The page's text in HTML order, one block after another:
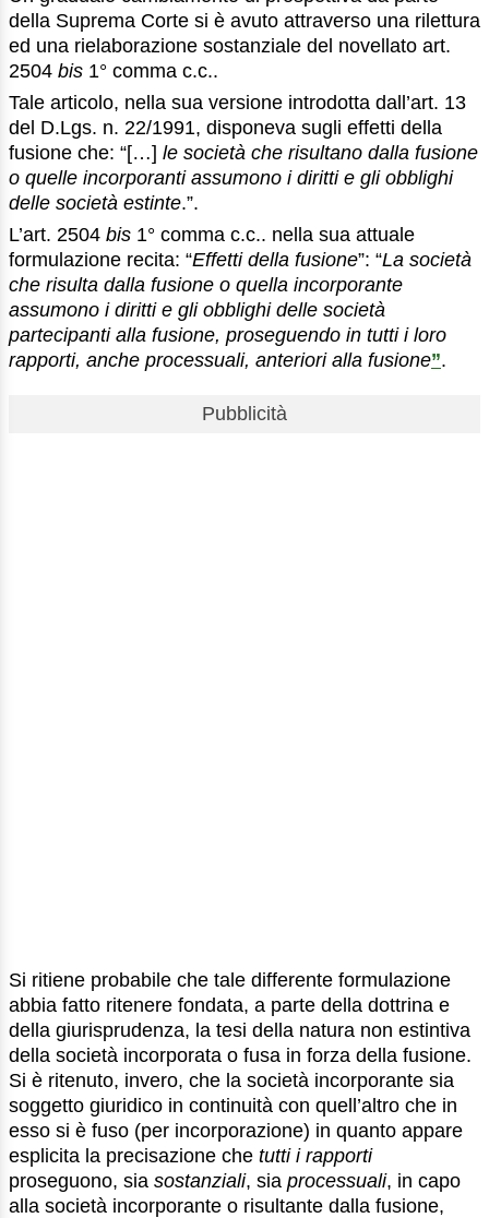
della Suprema Corte si è avuto attraverso una rilettura
ed una rielaborazione sostanziale del novellato art.
2504 bis 1° comma c.c..
Tale articolo, nella sua versione introdotta dall’art. 13
del D.Lgs. n. 22/1991, disponeva sugli effetti della
fusione che: “[…] le società che risultano dalla fusione
o quelle incorporanti assumono i diritti e gli obblighi
delle società estinte.”.
L’art. 2504 bis 1° comma c.c.. nella sua attuale
formulazione recita: “Effetti della fusione”: “La società
che risulta dalla fusione o quella incorporante
assumono i diritti e gli obblighi delle società
partecipanti alla fusione, proseguendo in tutti i loro
rapporti, anche processuali, anteriori alla fusione”.
Pubblicità
Si ritiene probabile che tale differente formulazione
abbia fatto ritenere fondata, a parte della dottrina e
della giurisprudenza, la tesi della natura non estintiva
della società incorporata o fusa in forza della fusione.
Si è ritenuto, invero, che la società incorporante sia
soggetto giuridico in continuità con quell’altro che in
esso si è fuso (per incorporazione) in quanto appare
esplicita la precisazione che tutti i rapporti
proseguono, sia sostanziali, sia processuali, in capo
alla società incorporante o risultante dalla fusione,